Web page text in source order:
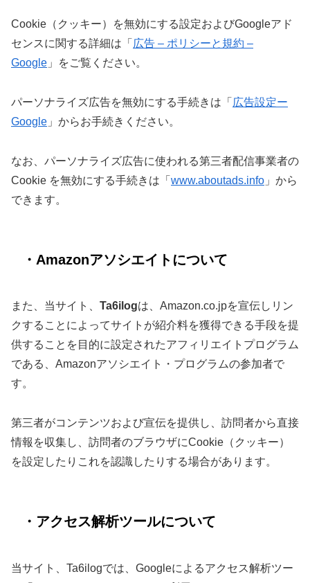
Cookie（クッキー）を無効にする設定およびGoogleアド
センスに関する詳細は「 広告 – ポリシーと規約 –
Google 」をご覧ください。
パーソナライズ広告を無効にする手続きは「 広告設定ー
Google 」からお手続きください。
なお、パーソナライズ広告に使われる第三者配信事業者の
Cookie を無効にする手続きは「 www.aboutads.info 」から
できます。
・Amazonアソシエイトについて
また、当サイト、 Ta6ilogは、Amazon.co.jpを宣伝しリン
クすることによってサイトが紹介料を獲得できる手段を提
供することを目的に設定されたアフィリエイトプログラム
である、Amazonアソシエイト・プログラムの参加者で
す。
第三者がコンテンツおよび宣伝を提供し、訪問者から直接
情報を収集し、訪問者のブラウザにCookie（クッキー）
を設定したりこれを認識したりする場合があります。
・アクセス解析ツールについて
当サイト、Ta6ilogでは、Googleによるアクセス解析ツー